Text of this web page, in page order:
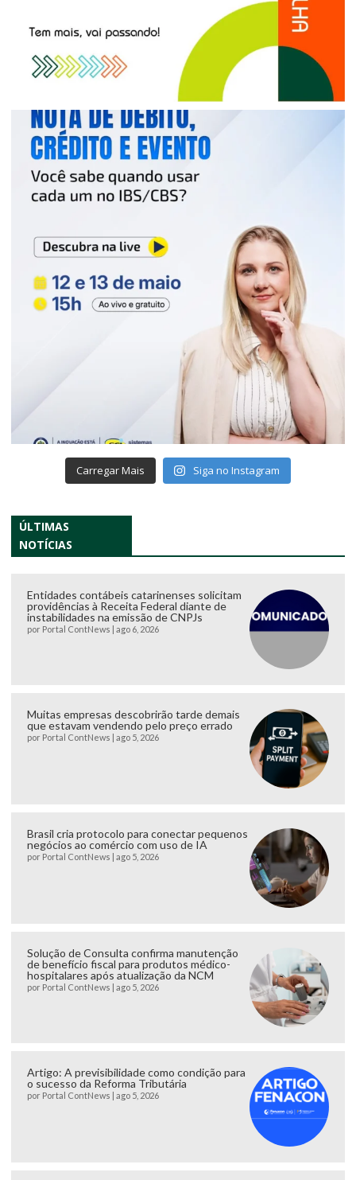
Carregar Mais Siga no Instagram
ÚLTIMAS
NOTÍCIAS
Entidades contábeis catarinenses solicitam
providências à Receita Federal diante de
instabilidades na emissão de CNPJs
por Portal ContNews | ago 6, 2026
Muitas empresas descobrirão tarde demais
que estavam vendendo pelo preço errado
por Portal ContNews | ago 5, 2026
Brasil cria protocolo para conectar pequenos
negócios ao comércio com uso de IA
por Portal ContNews | ago 5, 2026
Solução de Consulta confirma manutenção
de benefício fiscal para produtos médico-
hospitalares após atualização da NCM
por Portal ContNews | ago 5, 2026
Artigo: A previsibilidade como condição para
o sucesso da Reforma Tributária
por Portal ContNews | ago 5, 2026